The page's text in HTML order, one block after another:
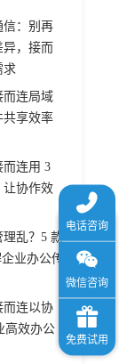
信：别再
异，接而
求
而连局域
共享效率
而连用 3
让协作效
理乱？5 款
业办公传
而连以协
高效办公